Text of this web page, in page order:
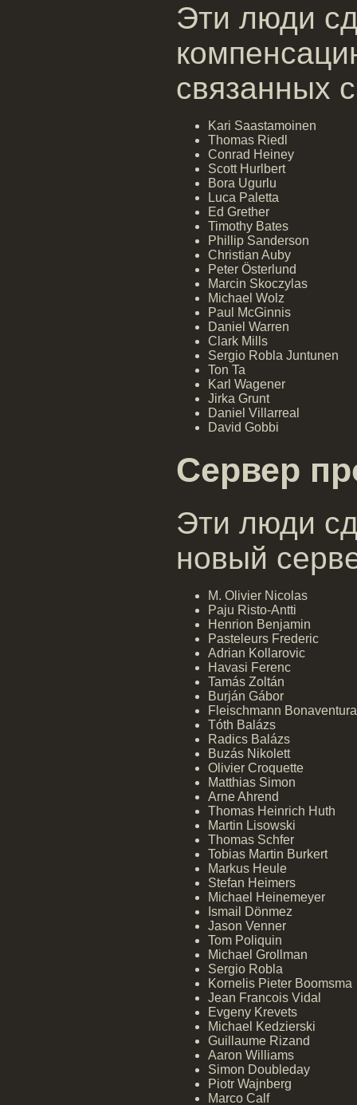
Эти люди
связанных
Kari Saastamoinen
Thomas Riedl
Conrad Heiney
Scott Hurlbert
Bora Ugurlu
Luca Paletta
Ed Grether
Timothy Bates
Phillip Sanderson
Christian Auby
Peter Österlund
Marcin Skoczylas
Michael Wolz
Paul McGinnis
Daniel Warren
Clark Mills
Sergio Robla Juntunen
Ton Ta
Karl Wagener
Jirka Grunt
Daniel Villarreal
David Gobbi
Сервер
Эти люди
новый
M. Olivier Nicolas
Paju Risto-Antti
Henrion Benjamin
Pasteleurs Frederic
Adrian Kollarovic
Havasi Ferenc
Tamás Zoltán
Burján Gábor
Fleischmann Bonaventura
Tóth Balázs
Radics Balázs
Buzás Nikolett
Olivier Croquette
Matthias Simon
Arne Ahrend
Thomas Heinrich Huth
Martin Lisowski
Thomas Schfer
Tobias Martin Burkert
Markus Heule
Stefan Heimers
Michael Heinemeyer
Ismail Dönmez
Jason Venner
Tom Poliquin
Michael Grollman
Sergio Robla
Kornelis Pieter Boomsma
Jean Francois Vidal
Evgeny Krevets
Michael Kedzierski
Guillaume Rizand
Aaron Williams
Simon Doubleday
Piotr Wajnberg
Marco Calf